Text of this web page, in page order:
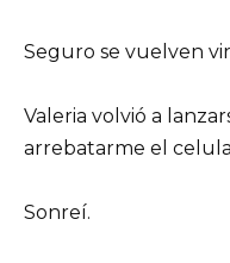
Seguro se vuelven
Valeria volvió a
arrebatarme el
Sonreí.